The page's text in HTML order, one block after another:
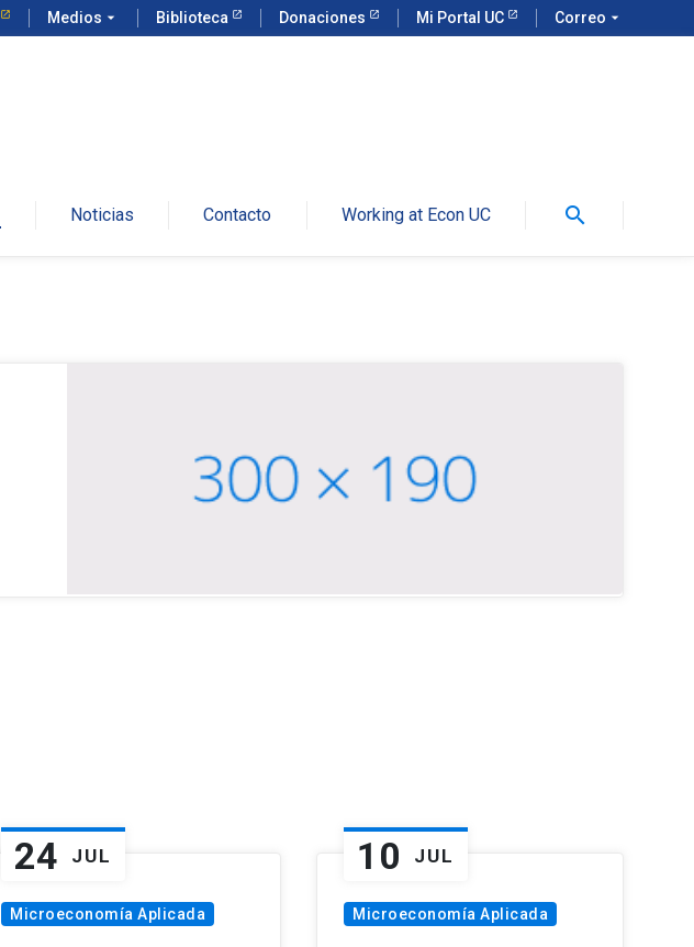
Medios arrow_drop_down Biblioteca Donaciones Mi Portal UC Correo arrow_drop_down
Noticias Contacto Working at Econ UC search
24 JUL
Microeconomía Aplicada
10 JUL
Microeconomía Aplicada